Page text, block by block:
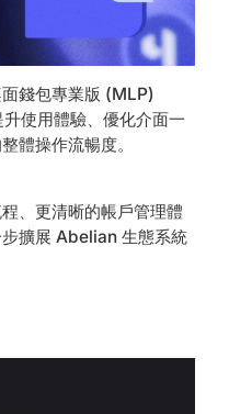
錢包專業版 (MLP)
使用體驗、優化介面一
體操作流暢度。
、更清晰的帳戶管理體
擴展 Abelian 生態系統